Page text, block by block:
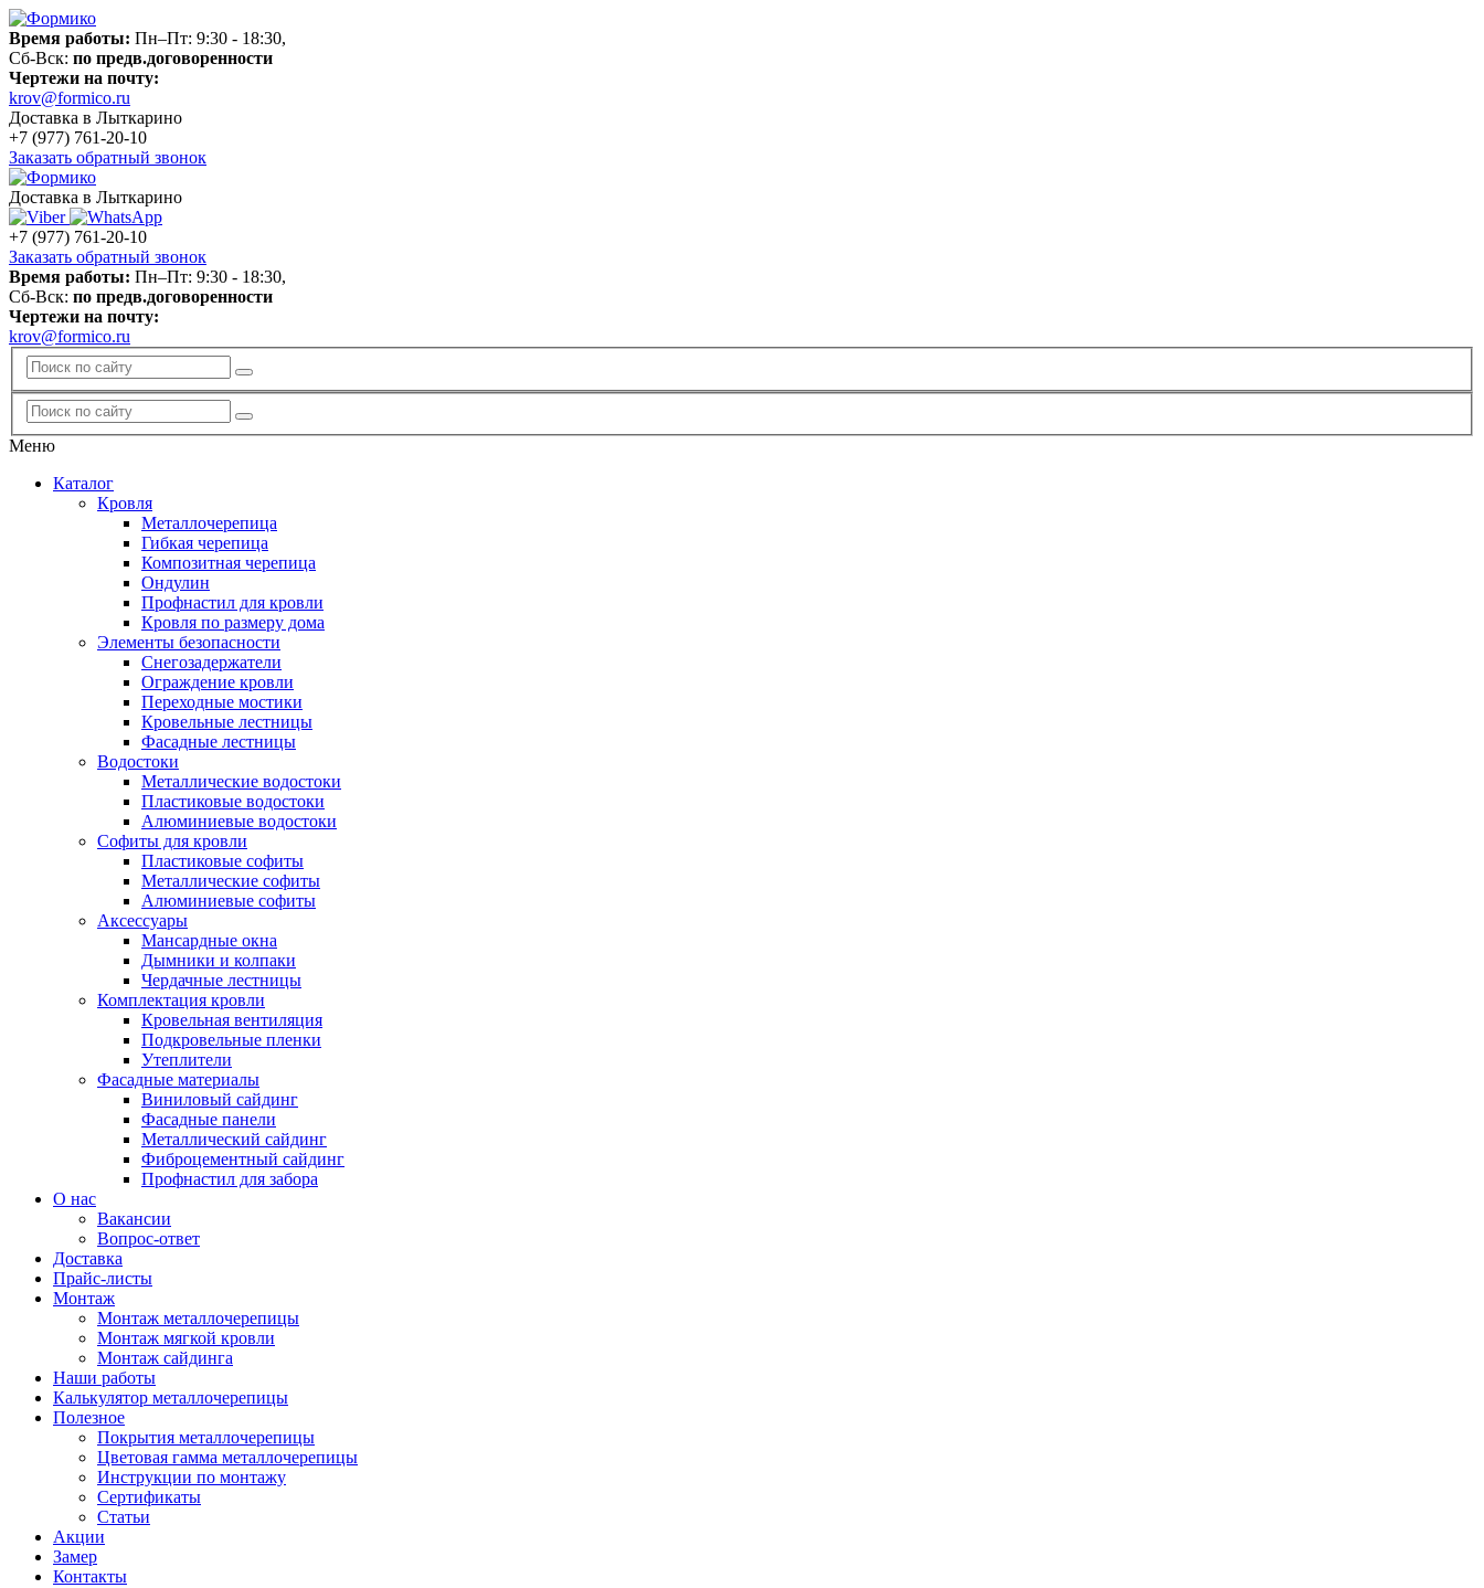
Время работы: Пн–Пт: 9:30 - 18:30,
Сб-Вск: по предв.договоренности
Чертежи на почту:
krov@formico.ru
Доставка в Лыткарино
+7 (977) 761-20-10
Заказать обратный звонок
Доставка в Лыткарино
+7 (977) 761-20-10
Заказать обратный звонок
Время работы: Пн–Пт: 9:30 - 18:30,
Сб-Вск: по предв.договоренности
Чертежи на почту:
krov@formico.ru
Меню
Каталог
Кровля
Металлочерепица
Гибкая черепица
Композитная черепица
Ондулин
Профнастил для кровли
Кровля по размеру дома
Элементы безопасности
Снегозадержатели
Ограждение кровли
Переходные мостики
Кровельные лестницы
Фасадные лестницы
Водостоки
Металлические водостоки
Пластиковые водостоки
Алюминиевые водостоки
Софиты для кровли
Пластиковые софиты
Металлические софиты
Алюминиевые софиты
Аксессуары
Мансардные окна
Дымники и колпаки
Чердачные лестницы
Комплектация кровли
Кровельная вентиляция
Подкровельные пленки
Утеплители
Фасадные материалы
Виниловый сайдинг
Фасадные панели
Металлический сайдинг
Фиброцементный сайдинг
Профнастил для забора
О нас
Вакансии
Вопрос-ответ
Доставка
Прайс-листы
Монтаж
Монтаж металлочерепицы
Монтаж мягкой кровли
Монтаж сайдинга
Наши работы
Калькулятор металлочерепицы
Полезное
Покрытия металлочерепицы
Цветовая гамма металлочерепицы
Инструкции по монтажу
Сертификаты
Статьи
Акции
Замер
Контакты